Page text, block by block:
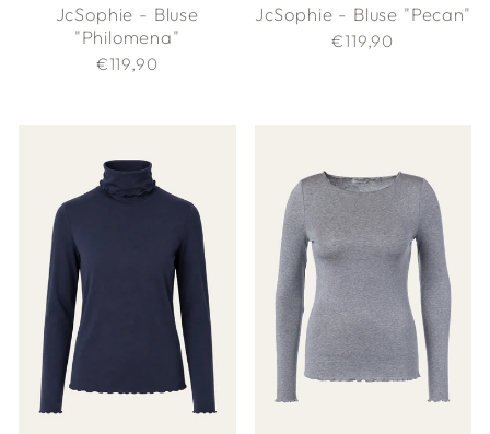
JcSophie - Bluse
"Philomena"
€119,90
JcSophie - Bluse "Pecan"
€119,90